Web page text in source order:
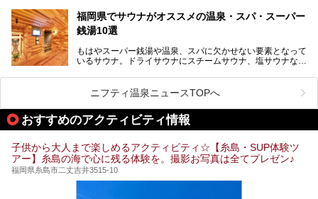
常連客で賑わっています。
そこで今回は、ニフティ温泉ライターである筆者が現地体
ューズメント・宿泊施設・グルメ・その他施設まで、多彩な
る全貌と魅力を徹底紹介します！
福岡県でサウナがオススメの温泉・スパ・スーパー
銭湯10選
もはやスーパー銭湯や温泉、スパに欠かせない要素となって
いるサウナ。ドライサウナにスチームサウナ、塩サウナな
ペース、ロウリュウなど、心ゆくまで楽しむためのサービス
が充実した施設も多くみられます。
今回はそんなサウナにこだわった、福岡県内のオススメ温
泉・銭湯・スパを10件紹介したいと思います！
ニフティ温泉ニュースTOPへ
おすすめのアクティビティ情報
子供から大人まで楽しめるアクティビティ☆【糸島・SUP体験ツ
アー】糸島の海で心に残る体験を。撮影お写真は全てプレゼン♪
福岡県糸島市二丈吉井3515-10